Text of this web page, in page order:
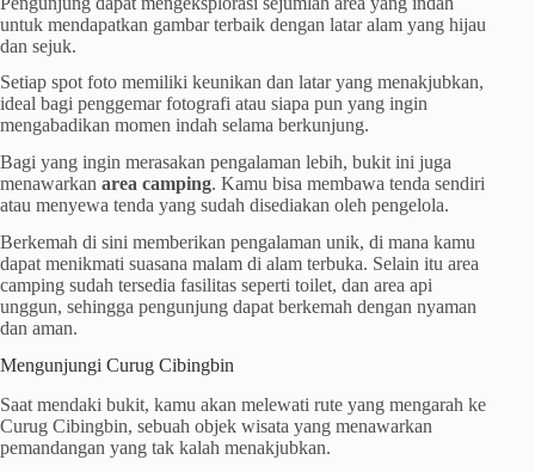
untuk mendapatkan gambar terbaik dengan latar alam yang hijau
dan sejuk.
Setiap spot foto memiliki keunikan dan latar yang menakjubkan,
ideal bagi penggemar fotografi atau siapa pun yang ingin
mengabadikan momen indah selama berkunjung.
Bagi yang ingin merasakan pengalaman lebih, bukit ini juga
menawarkan area camping. Kamu bisa membawa tenda sendiri
atau menyewa tenda yang sudah disediakan oleh pengelola.
Berkemah di sini memberikan pengalaman unik, di mana kamu
dapat menikmati suasana malam di alam terbuka. Selain itu area
camping sudah tersedia fasilitas seperti toilet, dan area api
unggun, sehingga pengunjung dapat berkemah dengan nyaman
dan aman.
Mengunjungi Curug Cibingbin
Saat mendaki bukit, kamu akan melewati rute yang mengarah ke
Curug Cibingbin, sebuah objek wisata yang menawarkan
pemandangan yang tak kalah menakjubkan.